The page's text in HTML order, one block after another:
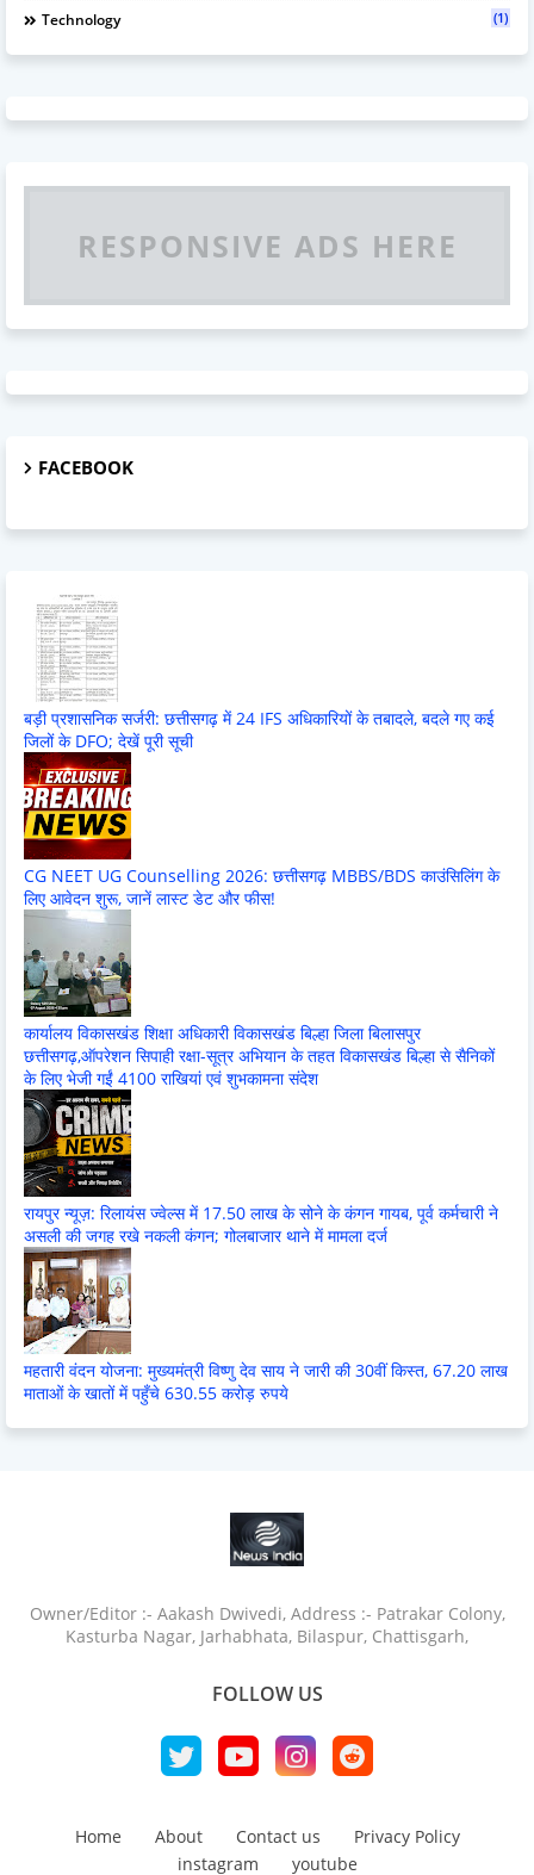
Technology (1)
RESPONSIVE ADS HERE
FACEBOOK
बड़ी प्रशासनिक सर्जरी: छत्तीसगढ़ में 24 IFS अधिकारियों के तबादले, बदले गए कई
जिलों के DFO; देखें पूरी सूची
CG NEET UG Counselling 2026: छत्तीसगढ़ MBBS/BDS काउंसिलिंग के
लिए आवेदन शुरू, जानें लास्ट डेट और फीस!
कार्यालय विकासखंड शिक्षा अधिकारी विकासखंड बिल्हा जिला बिलासपुर
छत्तीसगढ़,ऑपरेशन सिपाही रक्षा-सूत्र अभियान के तहत विकासखंड बिल्हा से सैनिकों
के लिए भेजी गईं 4100 राखियां एवं शुभकामना संदेश
रायपुर न्यूज़: रिलायंस ज्वेल्स में 17.50 लाख के सोने के कंगन गायब, पूर्व कर्मचारी ने
असली की जगह रखे नकली कंगन; गोलबाजार थाने में मामला दर्ज
महतारी वंदन योजना: मुख्यमंत्री विष्णु देव साय ने जारी की 30वीं किस्त, 67.20 लाख
माताओं के खातों में पहुँचे 630.55 करोड़ रुपये
Owner/Editor :- Aakash Dwivedi, Address :- Patrakar Colony,
Kasturba Nagar, Jarhabhata, Bilaspur, Chattisgarh,
FOLLOW US
Home About Contact us
Privacy Policy
instagram
youtube